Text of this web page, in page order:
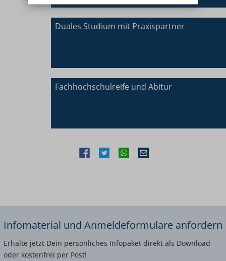
Duales Studium mit Praxispartner
Fachhochschulreife und Abitur
Infomaterial und Anmeldeformulare anfordern
Erhalte jetzt Dein persönliches Infopaket direkt als Download
oder kostenfrei per Post!